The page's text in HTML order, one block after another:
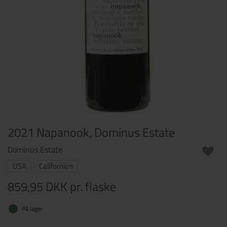
2021 Napanook, Dominus Estate
Dominus Estate
USA Californien
859,95 DKK pr. flaske
På lager